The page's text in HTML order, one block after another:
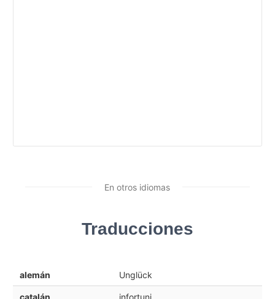
En otros idiomas
Traducciones
alemán Unglück
catalán infortuni